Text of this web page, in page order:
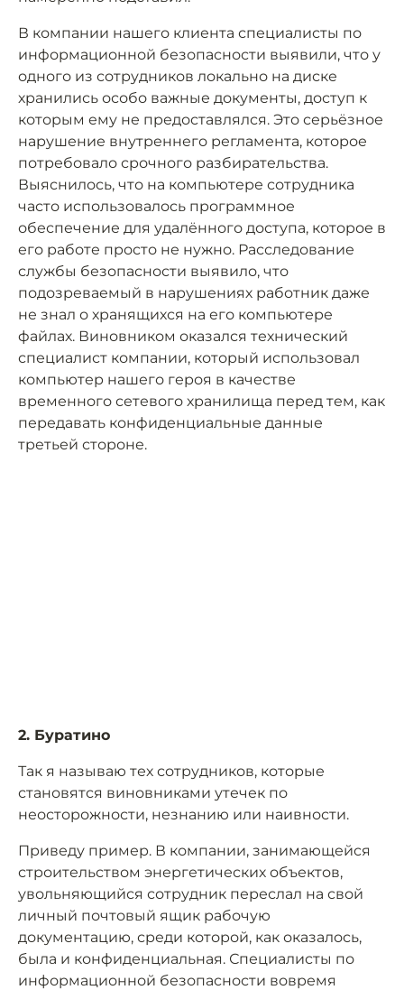
В компании нашего клиента специалисты по
информационной безопасности выявили, что у
одного из сотрудников локально на диске
хранились особо важные документы, доступ к
которым ему не предоставлялся. Это серьёзное
нарушение внутреннего регламента, которое
потребовало срочного разбирательства.
Выяснилось, что на компьютере сотрудника
часто использовалось программное
обеспечение для удалённого доступа, которое в
его работе просто не нужно. Расследование
службы безопасности выявило, что
подозреваемый в нарушениях работник даже
не знал о хранящихся на его компьютере
файлах. Виновником оказался технический
специалист компании, который использовал
компьютер нашего героя в качестве
временного сетевого хранилища перед тем, как
передавать конфиденциальные данные
третьей стороне.
2. Буратино
Так я называю тех сотрудников, которые
становятся виновниками утечек по
неосторожности, незнанию или наивности.
Приведу пример. В компании, занимающейся
строительством энергетических объектов,
увольняющийся сотрудник переслал на свой
личный почтовый ящик рабочую
документацию, среди которой, как оказалось,
была и конфиденциальная. Специалисты по
информационной безопасности вовремя